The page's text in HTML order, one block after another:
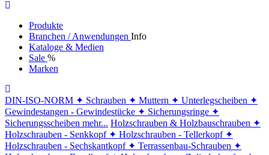
Produkte
Branchen / Anwendungen Info
Kataloge & Medien
Sale %
Marken
DIN-ISO-NORM ✦ Schrauben ✦ Muttern ✦ Unterlegscheiben ✦
Gewindestangen - Gewindestücke ✦ Sicherungsringe ✦
Sicherungsscheiben mehr... Holzschrauben & Holzbauschrauben ✦
Holzschrauben - Senkkopf ✦ Holzschrauben - Tellerkopf ✦
Holzschrauben - Sechskantkopf ✦ Terrassenbau-Schrauben ✦